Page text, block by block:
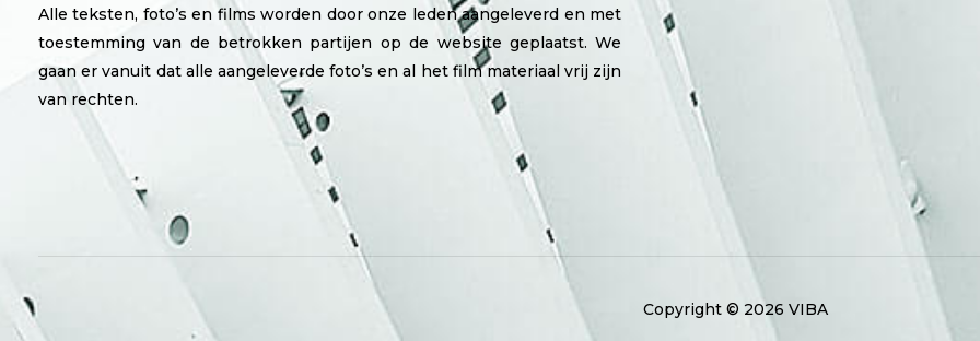
Alle teksten, foto’s en films worden door onze leden aangeleverd en met
toestemming van de betrokken partijen op de website geplaatst. We
gaan er vanuit dat alle aangeleverde foto’s en al het film materiaal vrij zijn
van rechten.
Copyright © 2026 VIBA